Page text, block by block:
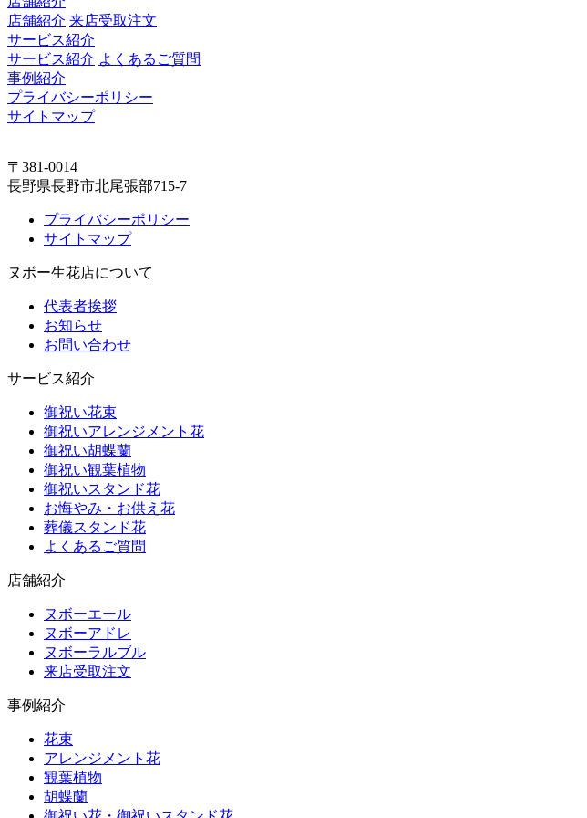
店舗紹介 来店受取注文
サービス紹介
サービス紹介 よくあるご質問
事例紹介
プライバシーポリシー
サイトマップ
〒381-0014
長野県長野市北尾張部715-7
プライバシーポリシー
サイトマップ
ヌボー生花店について
代表者挨拶
お知らせ
お問い合わせ
サービス紹介
御祝い花束
御祝いアレンジメント花
御祝い胡蝶蘭
御祝い観葉植物
御祝いスタンド花
お悔やみ・お供え花
葬儀スタンド花
よくあるご質問
店舗紹介
ヌボーエール
ヌボーアドレ
ヌボーラルブル
来店受取注文
事例紹介
花束
アレンジメント花
観葉植物
胡蝶蘭